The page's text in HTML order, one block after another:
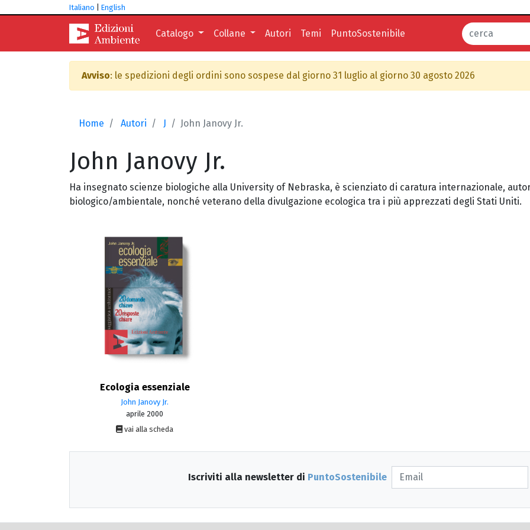
Italiano English
Catalogo Collane Autori Temi PuntoSostenibile
Avviso: le spedizioni degli ordini sono sospese dal giorno 31 luglio al giorno 30 agosto 2026
Home Autori J John Janovy Jr.
John Janovy Jr.
Ha insegnato scienze biologiche alla University of Nebraska, è scienziato di caratura internazionale,
biologico/ambientale, nonché veterano della divulgazione ecologica tra i più apprezzati degli Stati Uniti.
Ecologia essenziale
John Janovy Jr.
aprile 2000
vai alla scheda
Iscriviti alla newsletter di PuntoSostenibile